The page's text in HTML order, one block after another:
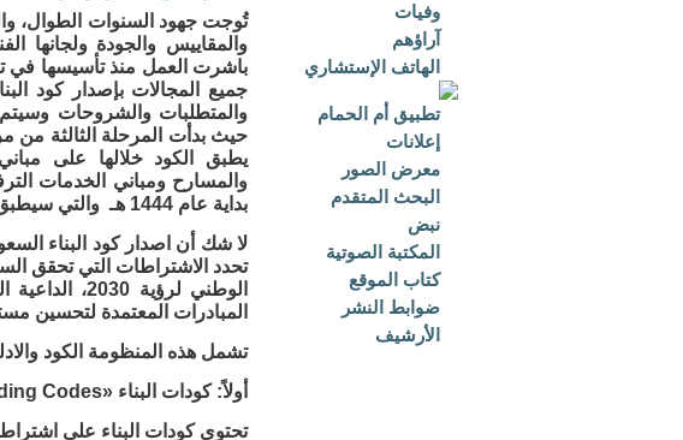
وفيات
آراؤهم
الهاتف الإستشاري
تطبيق أم الحمام
إعلانات
معرض الصور
البحث المتقدم
نبض
المكتبة الصوتية
كتاب الموقع
ضوابط النشر
الأرشيف
تُوجت جهود السنوات الطوال،
والمقاييس والجودة ولجانها
باشرت العمل منذ تأسيسها في
والمتطلبات والشروحات
يطبق الكود خلالها على
والمسارح ومباني الخدمات
بداية عام 1444 هـ والتي سيطبق فيها الكود على جميع انواع البناء المصنفة فيه.
لا شك أن اصدار كود البناء
تحدد الاشتراطات التي تحقق
الوطني
المبادرات المعتمدة لتحسين
تشمل هذه المنظومة الكود
أولاً: كودات البناء «Building Codes» ولوائح التنفيذ وتصنيف المخالفات
تحتوي كودات البناء على